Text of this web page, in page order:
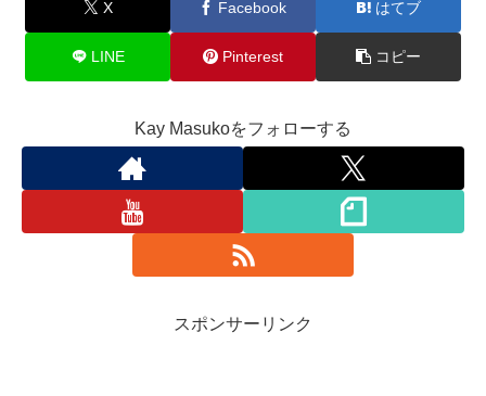
X Facebook はてブ
LINE Pinterest コピー
Kay Masukoをフォローする
スポンサーリンク